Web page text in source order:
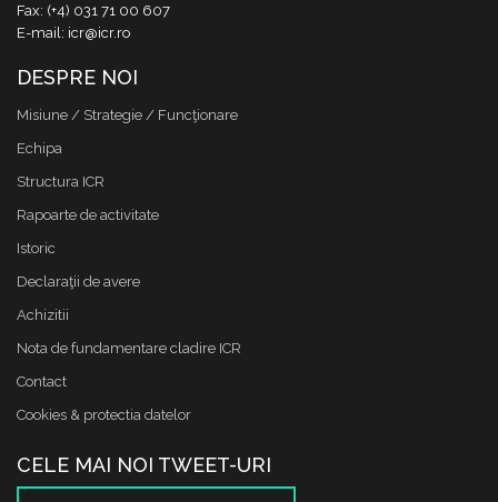
Fax: (+4) 031 71 00 607
E-mail: icr@icr.ro
DESPRE NOI
Misiune / Strategie / Funcţionare
Echipa
Structura ICR
Rapoarte de activitate
Istoric
Declaraţii de avere
Achizitii
Nota de fundamentare cladire ICR
Contact
Cookies & protectia datelor
CELE MAI NOI TWEET-URI